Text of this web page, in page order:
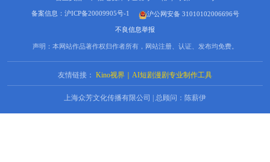
备案信息：沪ICP备20009905号-1 沪公网安备 31010102006696号
不良信息举报
声明：本网站作品著作权归作者所有，网站注册、认证、发布均免费。
友情链接： Kino视界｜AI短剧漫剧专业制作工具
上海众芳文化传播有限公司 | 总顾问：陈薪伊